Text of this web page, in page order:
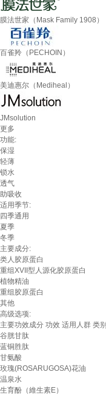
膜法世家（Mask Family 1908）
百雀羚（PECHOIN）
美迪惠尔（Mediheal）
JMsolution
更多
功能:
保湿
轻薄
锁水
透气
助吸收
适用季节:
四季通用
夏季
冬季
主要成分:
类人胶原蛋白
重组XVII型人源化胶原蛋白
植物精油
重组胶原蛋白
其他
高级选项:
主要功效成分 功效 适用人群 类别
谷胱甘肽
蓝铜胜肽
甘氨酸
玫瑰(ROSARUGOSA)花油
温泉水
生育酚（維生素E）